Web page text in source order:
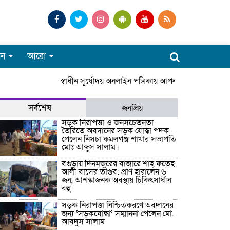
আরো
স্বাধীন সূর্যোদয় অনলাইন পত্রিকায় আপনাকে স্বাগতম।
সর্বশেষ
জনপ্রিয়
সড়ক নিরাপত্তা ও জনসচেতনতা
তৈরিতে অবদানের সড়ক যোদ্ধা পদক
পেলেন নিসচা কমলগঞ্জ শাখার সভাপতি
মোঃ আব্দুস সালাম।
বগুড়ায় দিনমজুরের বাজারে শাহ্ ফতেহ
আলী বাসের তাণ্ডব: প্রাণ হারালেন ৬
জন, আশঙ্কাজনক অবস্থায় চিকিৎসাধীন
বহু
সড়ক নিরাপত্তা নিশ্চিতকরণে অবদানের
জন্য ‘সড়কযোদ্ধা’ সম্মাননা পেলেন মো.
আবদুস সালাম